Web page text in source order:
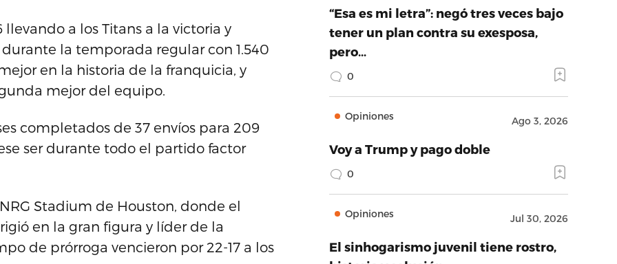
a los Titans a la victoria y
la temporada regular con 1.540
en la historia de la franquicia, y
mejor del equipo.
completados de 37 envíos para 209
ser durante todo el partido factor
Stadium de Houston, donde el
en la gran figura y líder de la
de prórroga vencieron por 22-17 a los
“Esa es mi letra”: negó tres veces bajo
tener un plan contra su exesposa,
pero…
0
Opiniones Ago 3, 2026
Voy a Trump y pago doble
0
Opiniones Jul 30, 2026
El sinhogarismo juvenil tiene rostro,